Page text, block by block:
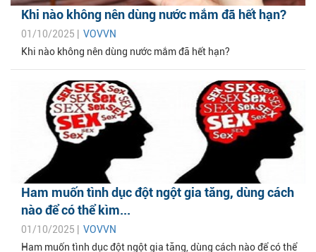
Khi nào không nên dùng nước mắm đã hết hạn?
01/10/2025 | VOVVN
Khi nào không nên dùng nước mắm đã hết hạn?
Ham muốn tình dục đột ngột gia tăng, dùng cách
nào để có thể kìm...
01/10/2025 | VOVVN
Ham muốn tình dục đột ngột gia tăng, dùng cách nào để có thể